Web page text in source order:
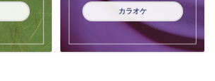
カラオケ